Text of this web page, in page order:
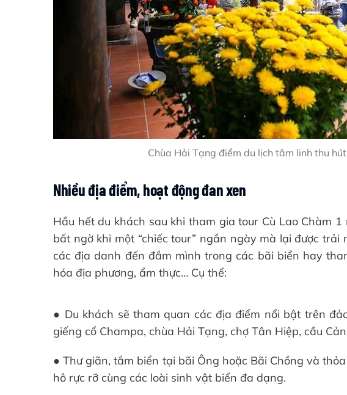
Chùa Hải Tạng điểm du lịch tâm linh thu
Nhiều địa điểm, hoạt động đan xen
Hầu hết du khách sau khi tham gia tour Cù Lao Chàm
bất ngờ khi một “chiếc tour” ngắn ngày mà lại được
các địa danh đến đắm mình trong các bãi biển hay
hóa địa phương, ẩm thực… Cụ thể:
● Du khách sẽ tham quan các địa điểm nổi bật trên
giếng cổ Champa, chùa Hải Tạng, chợ Tân Hiệp, cầu
● Thư giãn, tắm biển tại bãi Ông hoặc Bãi Chồng và
hô rực rỡ cùng các loài sinh vật biển đa dạng.